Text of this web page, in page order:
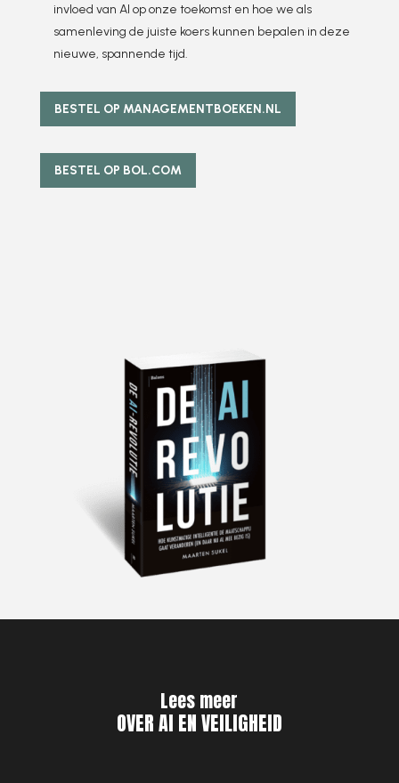
invloed van AI op onze toekomst en hoe we als
samenleving de juiste koers kunnen bepalen in deze
nieuwe, spannende tijd.
BESTEL OP MANAGEMENTBOEKEN.NL
BESTEL OP BOL.COM
Lees meer
OVER AI EN VEILIGHEID